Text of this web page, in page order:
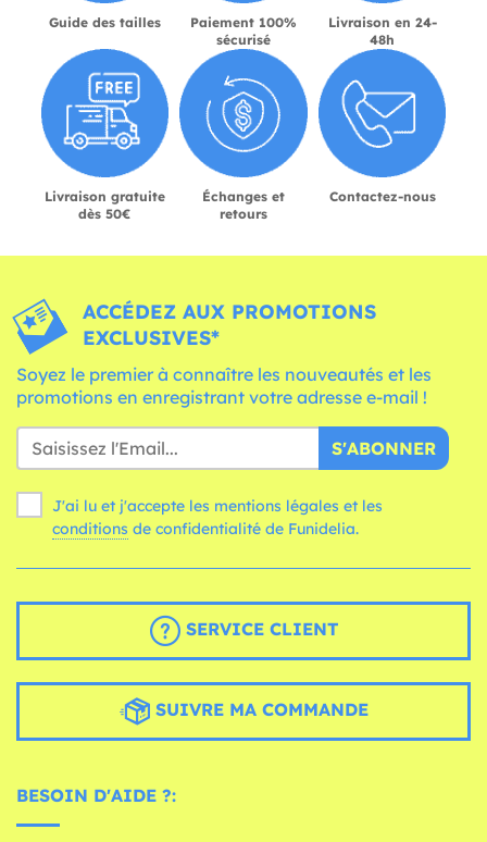
Guide des tailles
Paiement 100%
sécurisé
Livraison en 24-
48h
Livraison gratuite
dès 50€
Échanges et
retours
Contactez-nous
ACCÉDEZ AUX PROMOTIONS
EXCLUSIVES*
Soyez le premier à connaître les nouveautés et les
promotions en enregistrant votre adresse e-mail !
S'ABONNER
J'ai lu et j'accepte les mentions légales et les
conditions de confidentialité de Funidelia.
SERVICE CLIENT
SUIVRE MA COMMANDE
BESOIN D'AIDE ?: